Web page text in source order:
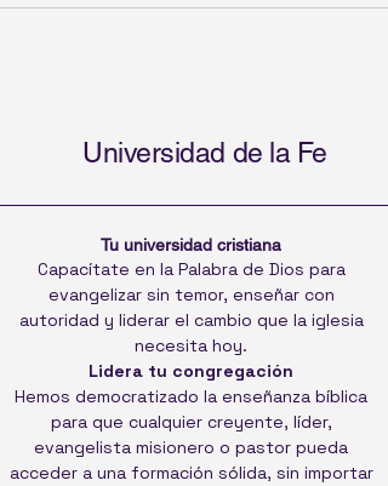
Universidad de la Fe
Tu universidad cristiana
Capacítate en la Palabra de Dios para
evangelizar sin temor, enseñar con
autoridad y liderar el cambio que la iglesia
necesita hoy.
Lidera tu congregación
Hemos democratizado la enseñanza bíblica
para que cualquier creyente, líder,
evangelista misionero o pastor pueda
acceder a una formación sólida, sin importar